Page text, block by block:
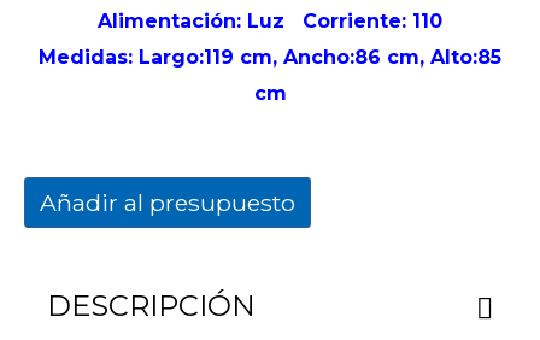
Alimentación: Luz Corriente: 110
Medidas: Largo:119 cm, Ancho:86 cm, Alto:85
cm
Añadir al presupuesto
DESCRIPCIÓN